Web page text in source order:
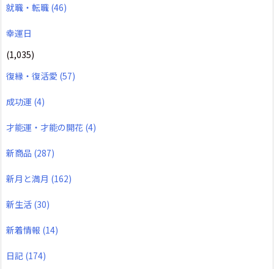
就職・転職 (46)
幸運日
(1,035)
復縁・復活愛 (57)
成功運 (4)
才能運・才能の開花 (4)
新商品 (287)
新月と満月 (162)
新生活 (30)
新着情報 (14)
日記 (174)